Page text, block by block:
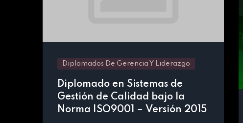
Diplomados De Gerencia Y Liderazgo
Diplomado en Sistemas de
Gestión de Calidad bajo la
Norma ISO9001 – Versión 2015